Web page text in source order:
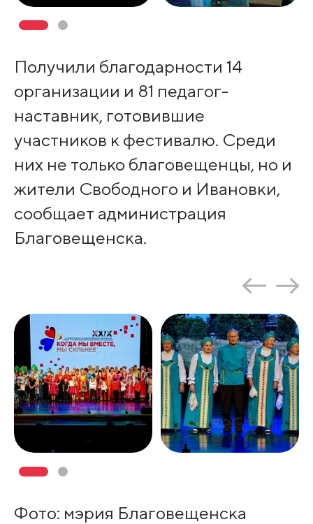
Получили благодарности 14
организации и 81 педагог-
наставник, готовившие
участников к фестивалю. Среди
них не только благовещенцы, но и
жители Свободного и Ивановки,
сообщает администрация
Благовещенска.
Фото: мэрия Благовещенска